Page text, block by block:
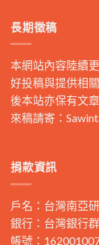
長期徵稿
本網站內容陸續
好投稿與提供相
後本站亦保有文
來稿請寄：
捐款資訊
戶名：台灣南亞
銀行：台灣銀行
帳號：